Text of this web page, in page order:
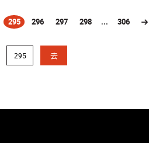
295
(current)296 297 298 ... 306
去